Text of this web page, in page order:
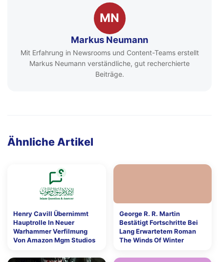
MN
Markus Neumann
Mit Erfahrung in Newsrooms und Content-Teams erstellt
Markus Neumann verständliche, gut recherchierte
Beiträge.
Ähnliche Artikel
Henry Cavill Übernimmt
Hauptrolle In Neuer
Warhammer Verfilmung
Von Amazon Mgm Studios
George R. R. Martin
Bestätigt Fortschritte Bei
Lang Erwartetem Roman
The Winds Of Winter